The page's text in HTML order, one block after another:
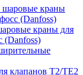
краны
(Danfoss)
краны для
(Danfoss)
клапанов T2/TE2